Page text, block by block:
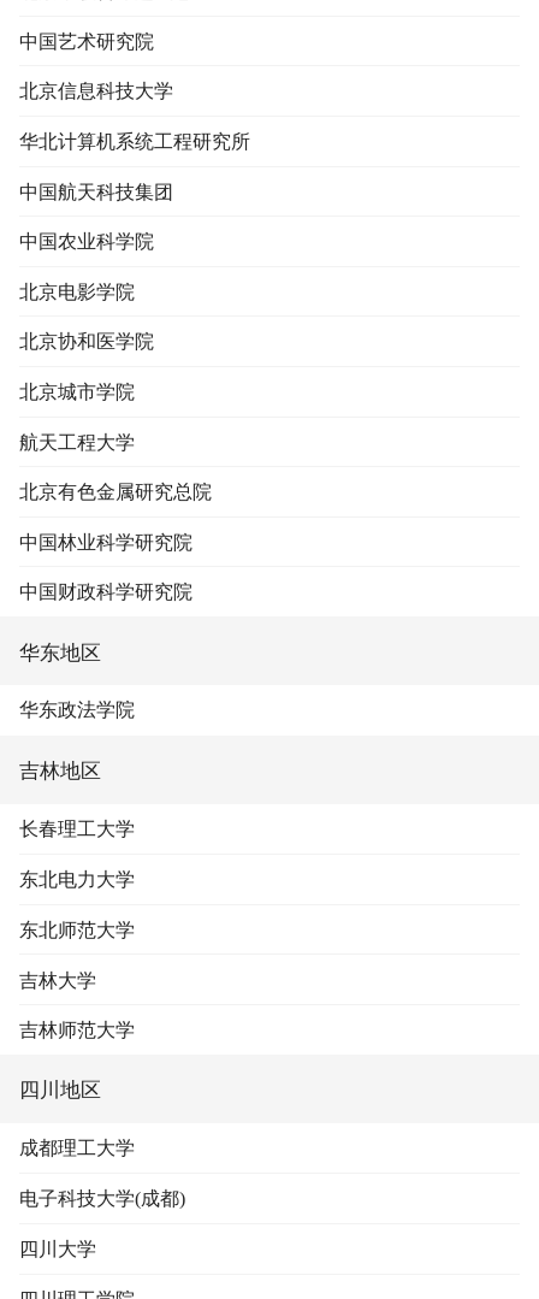
中国艺术研究院
北京信息科技大学
华北计算机系统工程研究所
中国航天科技集团
中国农业科学院
北京电影学院
北京协和医学院
北京城市学院
航天工程大学
北京有色金属研究总院
中国林业科学研究院
中国财政科学研究院
华东地区
华东政法学院
吉林地区
长春理工大学
东北电力大学
东北师范大学
吉林大学
吉林师范大学
四川地区
成都理工大学
电子科技大学(成都)
四川大学